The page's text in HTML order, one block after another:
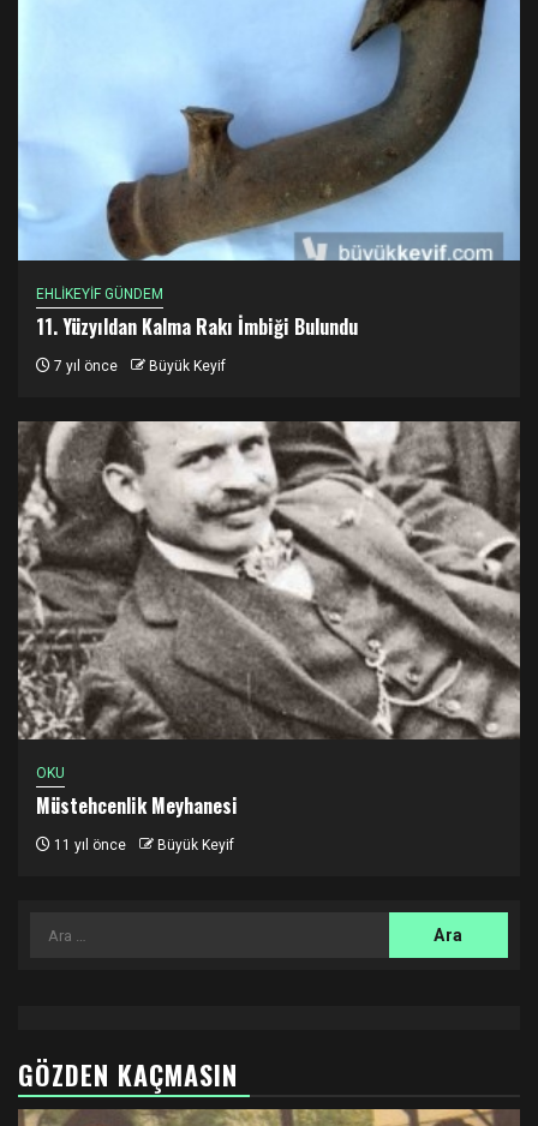
EHLİKEYİF GÜNDEM
11. Yüzyıldan Kalma Rakı İmbiği Bulundu
7 yıl önce Büyük Keyif
OKU
Müstehcenlik Meyhanesi
11 yıl önce Büyük Keyif
Arama:
GÖZDEN KAÇMASIN